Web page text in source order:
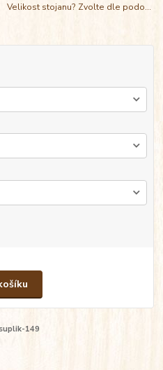
Velikost stojanu? Zvolte dle podo...
149